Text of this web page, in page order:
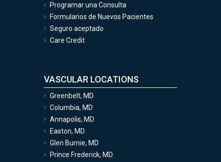
Programar una Consulta
Formularios de Nuevos Pacientes
Seguro aceptado
Care Credit
VASCULAR LOCATIONS
Greenbelt, MD
Columbia, MD
Annapolis, MD
Easton, MD
Glen Burnie, MD
Prince Frederick, MD